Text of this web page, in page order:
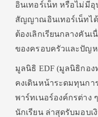
อินเทอร์เน็ท หรือไม่มี
สัญญาณอินเทอร์เน็ทไ
ต้องเลิกเรียนกลางคัน
ของครอบครัวและปัญห
มูลนิธิ EDF (มูลนิธิกอ
คงเดินหน้าระดมทุนกา
พาร์ทเนอร์องค์กรต่าง
นักเรียน ล่าสุดรับมอบเ